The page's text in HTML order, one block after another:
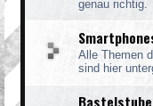
genau richtig.
Alle Themen
sind hier
Bastelstube